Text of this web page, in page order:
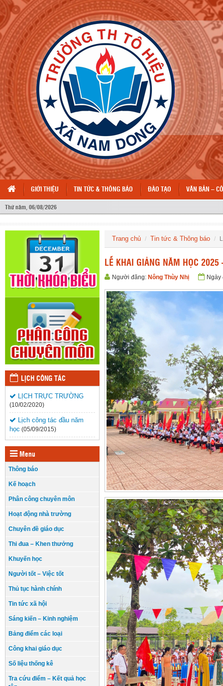
GIỚI THIỆU TIN TỨC & THÔNG BÁO ĐÀO TẠO VĂN BẢN –
Thứ năm, 06/08/2026 NHIỆT
LỊCH CÔNG TÁC
LỊCH TRỰC TRƯỜNG
(10/02/2020)
Lịch công tác đầu năm
học (05/09/2015)
Menu
Thông báo
Kế hoạch
Phân công chuyên môn
Hoạt động nhà trường
Chuyên đề giáo dục
Thi đua – Khen thưởng
Khuyến học
Người tốt – Việc tốt
Thủ tục hành chính
Tin tức xã hội
Sáng kiến – Kinh nghiệm
Bảng điểm các loại
Công khai giáo dục
Số liệu thống kê
Tra cứu điểm – Kết quả học
Trang chủ Tin tức & Thông báo
LỄ KHAI GIẢNG NĂM HỌC 2025
Người đăng: Nông Thùy Nhị